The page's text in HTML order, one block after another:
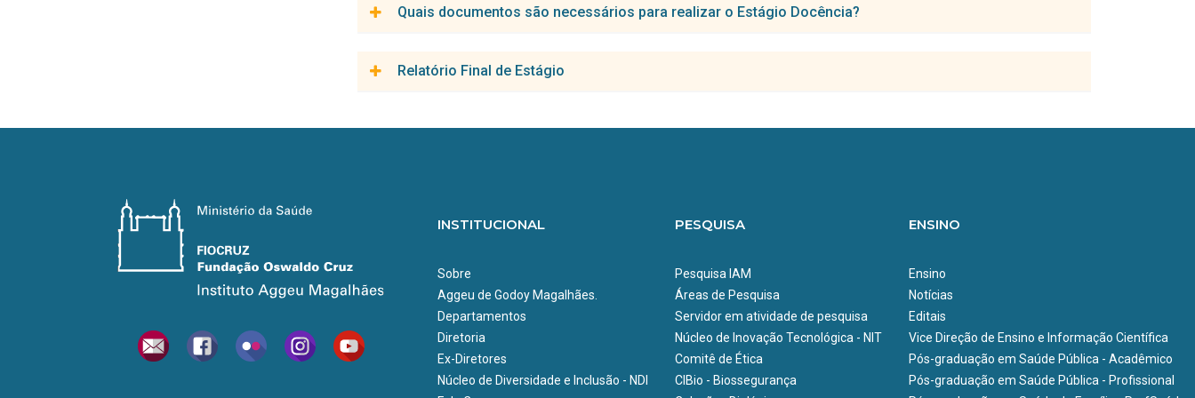
doutorando.
Quais documentos são necessários para realizar o Estágio Docência?
- A carta que deverá ser encaminhada à Coordenação do Programa BBS informando a solicitação do estágio de docência,
juntamente com o plano do curso/ementa.
- Ofício de encaminhamento da Coordenação do Programa PGBBS à Instituição de Ensino.
Relatório Final de Estágio
INSTITUCIONAL
Sobre
Aggeu de Godoy Magalhães.
Departamentos
Diretoria
Ex-Diretores
Núcleo de Diversidade e Inclusão - NDI
PESQUISA
Pesquisa IAM
Áreas de Pesquisa
Servidor em atividade de pesquisa
Núcleo de Inovação Tecnológica - NIT
Comitê de Ética
CIBio - Biossegurança
ENSINO
Ensino
Notícias
Editais
Vice Direção de Ensino e Informação Científica
Pós-graduação em Saúde Pública - Acadêmico
Pós-graduação em Saúde Pública - Profissional